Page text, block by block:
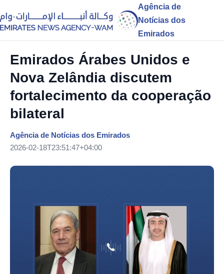
Agência de
Notícias dos
Emirados
Emirados Árabes Unidos e
Nova Zelândia discutem
fortalecimento da cooperação
bilateral
Agência de Notícias dos Emirados
2026-02-18T23:51:47+04:00